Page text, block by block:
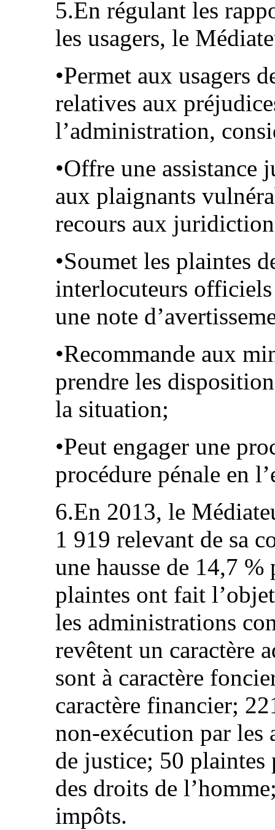
5.En régulant les
les usagers, le
•Permet aux usagers
relatives aux
l’administration,
•Offre une
aux plaignants
recours aux
•Soumet les plaintes
interlocuteurs officiels
une note
•Recommande aux
prendre les
la situation;
•Peut engager une
procédure pénale en
6.En 2013, le
1 919 relevant de sa
une hausse de 14,7
plaintes ont fait
les administrations
revêtent un caractère
sont à caractère
caractère financier;
non-exécution par les
de justice; 50 plaintes
des droits de
impôts.